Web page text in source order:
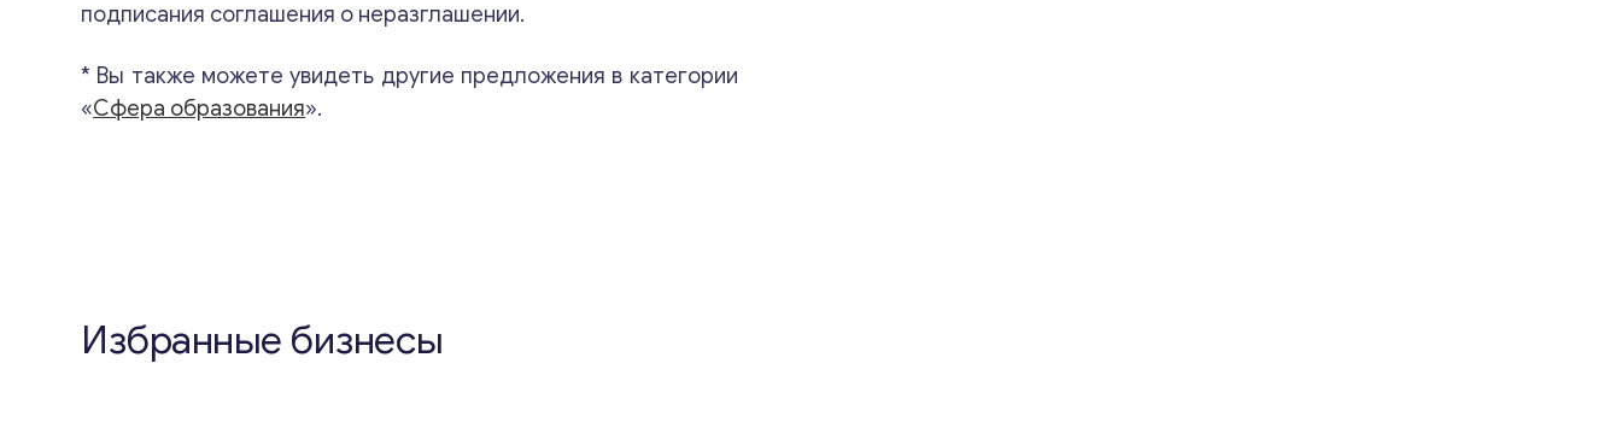
подписания соглашения о неразглашении.
* Вы также можете увидеть другие предложения в категории
«Сфера образования».
Избранные бизнесы